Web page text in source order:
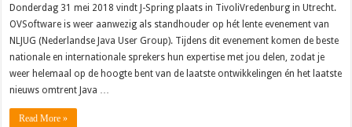
Donderdag 31 mei 2018 vindt J-Spring plaats in TivoliVredenburg in Utrecht.
OVSoftware is weer aanwezig als standhouder op hét lente evenement van
NLJUG (Nederlandse Java User Group). Tijdens dit evenement komen de beste
nationale en internationale sprekers hun expertise met jou delen, zodat je
weer helemaal op de hoogte bent van de laatste ontwikkelingen én het laatste
nieuws omtrent Java …
Read More »